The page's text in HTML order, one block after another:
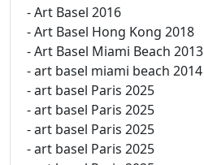
- Art Basel 2016
- Art Basel Hong Kong 2018
- Art Basel Miami Beach 2013
- art basel miami beach 2014
- art basel Paris 2025
- art basel Paris 2025
- art basel Paris 2025
- art basel Paris 2025